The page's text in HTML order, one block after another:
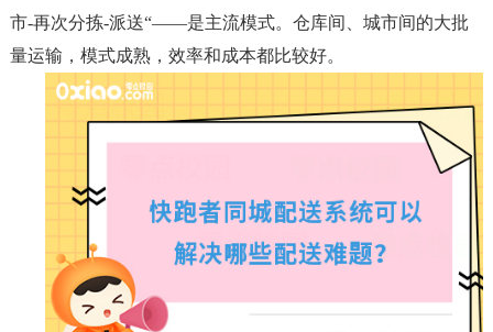
市-再次分拣-派送“——是主流模式。仓库间、城市间的大批
量运输，模式成熟，效率和成本都比较好。